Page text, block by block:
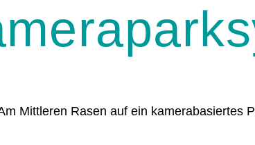
Mittleren Rasen auf ein kamerabasiertes